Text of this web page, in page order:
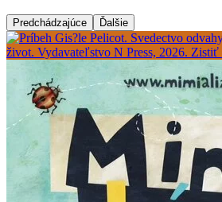
Predchádzajúce Ďalšie